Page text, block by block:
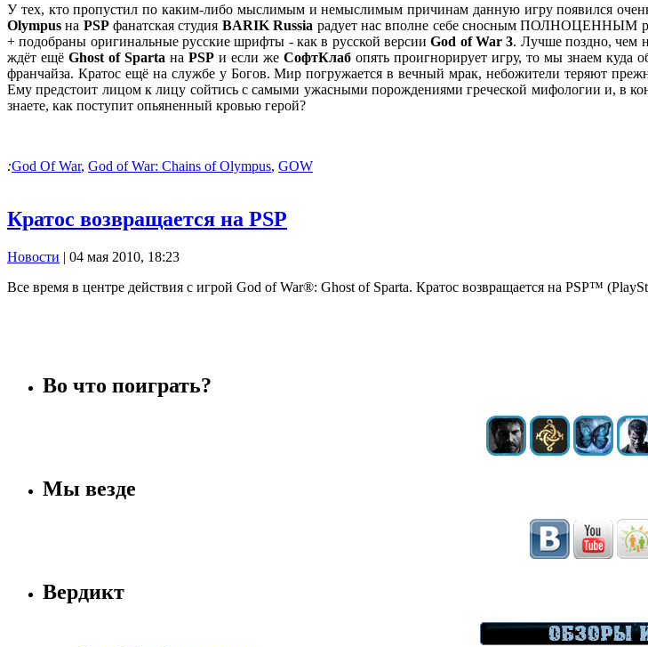
У тех, кто пропустил по каким-либо мыслимым и немыслимым причинам данную игру появился
Olympus на PSPфанатская студия BARIK Russia радует нас вполне себе сносным ПОЛНОЦЕННЫМ
+ подобраны оригинальные русские шрифты - как в русской версииGod of War 3. Лучше поздно, чем
ждёт ещё Ghost of Sparta на PSP и если же СофтКлаб опять проигнорирует игру, то мы знаем куда
франчайза. Кратос ещё на службе у Богов. Мир погружается в вечный мрак, небожители теряют
Ему предстоит лицом к лицу сойтись с самыми ужасными порождениями греческой мифологии и, в
знаете, как поступит опьяненный кровью герой?
:God Of War, God of War: Chains of Olympus, GOW
Кратос возвращается на PSP
Новости | 04 мая 2010, 18:23
Все время в центре действия с игрой God of War®: Ghost of Sparta. Кратос возвращается на PSP™
Во что поиграть?
Мы везде
Вердикт